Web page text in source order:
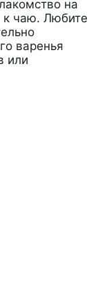
на
к чаю. Любите
варенья
или